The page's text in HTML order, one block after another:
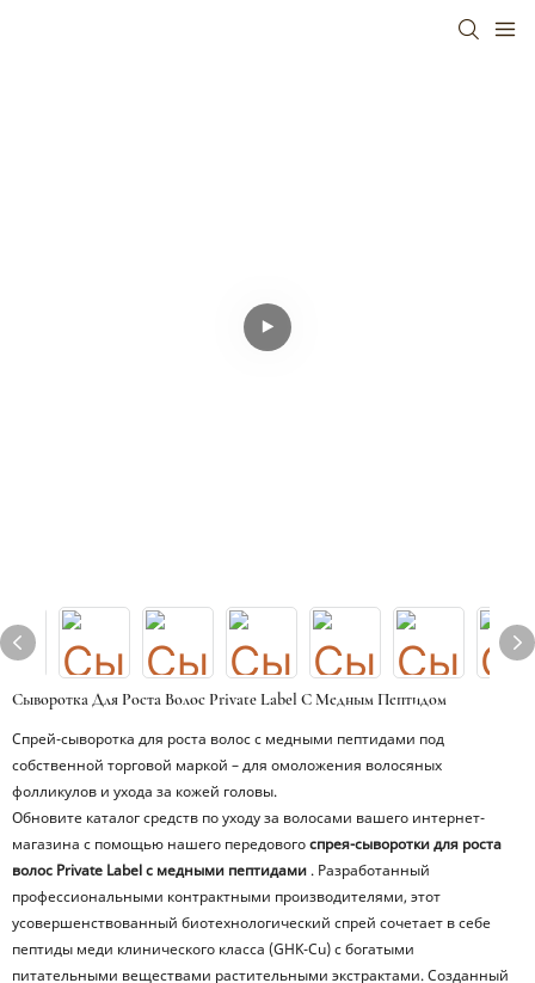
Сыворотка Для Роста Волос Private Label С Медным Пептидом
Спрей-сыворотка для роста волос с медными пептидами под
собственной торговой маркой – для омоложения волосяных
фолликулов и ухода за кожей головы.
Обновите каталог средств по уходу за волосами вашего интернет-
магазина с помощью нашего передовогоспрея-сыворотки для роста
волос Private Label с медными пептидами . Разработанный
профессиональными контрактными производителями, этот
усовершенствованный биотехнологический спрей сочетает в себе
пептиды меди клинического класса (GHK-Cu) с богатыми
питательными веществами растительными экстрактами. Созданный